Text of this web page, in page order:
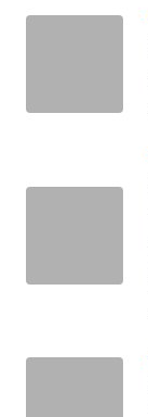
WN
WN
BENGKULU